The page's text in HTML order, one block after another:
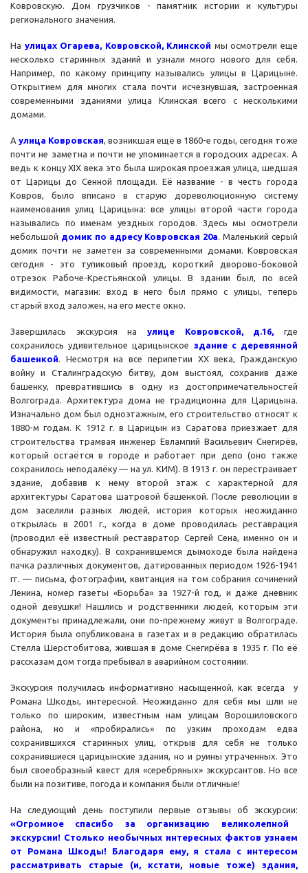
Ковровскую. Дом грузчиков - памятник истории и культуры
регионального значения.
На улицах Огарева, Ковровской, Клинской мы осмотрели еще
несколько старинных зданий и узнали много нового для себя.
Например, по какому принципу назывались улицы в Царицыне.
Открытием для многих стала почти исчезнувшая, застроенная
современными зданиями улица Клинская всего с несколькими
домами.
А улица Ковровская, возникшая ещё в 1860-е годы, сегодня тоже
почти не заметна и почти не упоминается в городских адресах. А
ведь к концу XIX века это была широкая проезжая улица, шедшая
от Царицы до Сенной площади. Её название - в честь города
Ковров, было вписано в старую дореволюционную систему
наименования улиц Царицына: все улицы второй части города
назывались по именам уездных городов. Здесь мы осмотрели
небольшой домик по адресу Ковровская 20а. Маленький серый
домик почти не заметен за современными домами. Ковровская
сегодня - это тупиковый проезд, короткий дворово-боковой
отрезок Рабоче-Крестьянской улицы. В здании был, по всей
видимости, магазин: вход в него был прямо с улицы, теперь
старый вход заложен, на его месте окно.
Завершилась экскурсия на улице Ковровской, д.16, где
сохранилось удивительное царицынское здание с деревянной
башенкой. Несмотря на все перипетии XX века, Гражданскую
войну и Сталинградскую битву, дом выстоял, сохранив даже
башенку, превратившись в одну из достопримечательностей
Волгограда. Архитектура дома не традиционна для Царицына.
Изначально дом был одноэтажным, его строительство относят к
1880-м годам. К 1912 г. в Царицын из Саратова приезжает для
строительства трамвая инженер Евлампий Васильевич Снегирёв,
который остаётся в городе и работает при депо (оно также
сохранилось неподалёку — на ул. КИМ). В 1913 г. он перестраивает
здание, добавив к нему второй этаж с характерной для
архитектуры Саратова шатровой башенкой. После революции в
дом заселили разных людей, история которых неожиданно
открылась в 2001 г., когда в доме проводилась реставрация
(проводил её известный реставратор Сергей Сена, именно он и
обнаружил находку). В сохранившемся дымоходе была найдена
пачка различных документов, датированных периодом 1926-1941
гг. — письма, фотографии, квитанция на том собрания сочинений
Ленина, номер газеты «Борьба» за 1927-й год, и даже дневник
одной девушки! Нашлись и родственники людей, которым эти
документы принадлежали, они по-прежнему живут в Волгограде.
История была опубликована в газетах и в редакцию обратилась
Стелла Шерстобитова, жившая в доме Снегирёва в 1935 г. По её
рассказам дом тогда пребывал в аварийном состоянии.
Экскурсия получилась информативно насыщенной, как всегда у
Романа Шкоды, интересной. Неожиданно для себя мы шли не
только по широким, известным нам улицам Ворошиловского
района, но и «пробирались» по узким проходам едва
сохранившихся старинных улиц, открыв для себя не только
сохранившиеся царицынские здания, но и руины утраченных. Это
был своеобразный квест для «серебряных» экскурсантов. Но все
были на позитиве, погода и компания были отличные!
На следующий день поступили первые отзывы об экскурсии:
«Огромное спасибо за организацию великолепной
экскурсии! Столько необычных интересных фактов узнаем
от Романа Шкоды! Благодаря ему, я стала с интересом
рассматривать старые (и, кстати, новые тоже) здания,